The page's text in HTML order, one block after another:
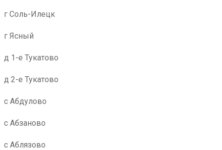
г Соль-Илецк
г Ясный
д 1-е Тукатово
д 2-е Тукатово
с Абдулово
с Абзаново
с Аблязово